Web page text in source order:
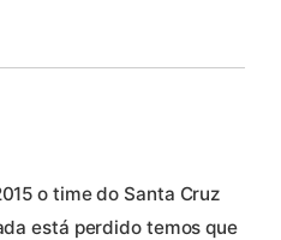
o time do Santa Cruz
está perdido temos que